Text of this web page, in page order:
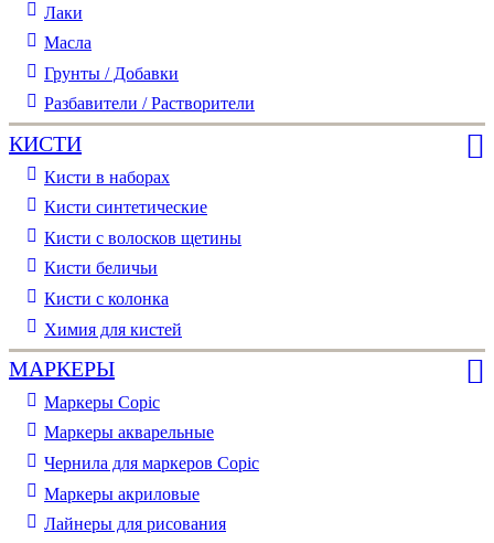
Лаки
Масла
Грунты / Добавки
Разбавители / Растворители
КИСТИ
Кисти в наборах
Кисти синтетические
Кисти с волосков щетины
Кисти беличьи
Кисти с колонка
Химия для кистей
МАРКЕРЫ
Маркеры Copic
Маркеры акварельные
Чернила для маркеров Copic
Маркеры акриловые
Лайнеры для рисования